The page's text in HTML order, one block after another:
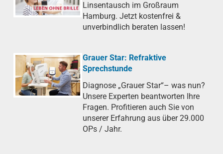
Linsentausch im Großraum
Hamburg. Jetzt kostenfrei &
unverbindlich beraten lassen!
Grauer Star: Refraktive
Sprechstunde
Diagnose „Grauer Star“– was nun?
Unsere Experten beantworten Ihre
Fragen. Profitieren auch Sie von
unserer Erfahrung aus über 29.000
OPs / Jahr.